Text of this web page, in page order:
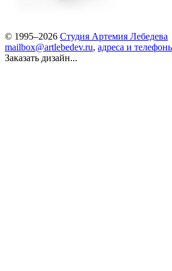
© 1995–2026 Студия Артемия Лебедева
mailbox@artlebedev.ru, адреса и
Заказать дизайн...